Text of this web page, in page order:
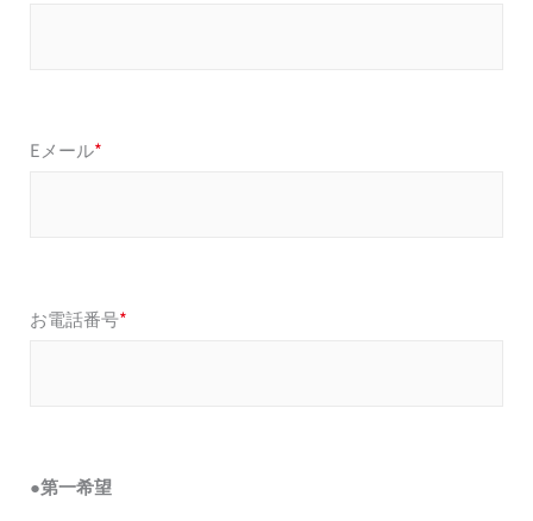
Eメール*
お電話番号*
●第一希望